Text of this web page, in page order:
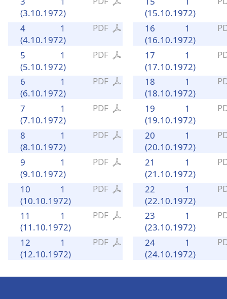
(3.10.1972)
PDF
1
4
(4.10.1972)
PDF
1
5
(5.10.1972)
PDF
1
6
(6.10.1972)
PDF
1
7
(7.10.1972)
PDF
1
8
(8.10.1972)
PDF
1
9
(9.10.1972)
PDF
1
10
(10.10.1972)
PDF
1
11
(11.10.1972)
PDF
1
12
(12.10.1972)
(15.10.1972)
1
16
(16.10.1972)
1
17
(17.10.1972)
1
18
(18.10.1972)
1
19
(19.10.1972)
1
20
(20.10.1972)
1
21
(21.10.1972)
1
22
(22.10.1972)
1
23
(23.10.1972)
1
24
(24.10.1972)